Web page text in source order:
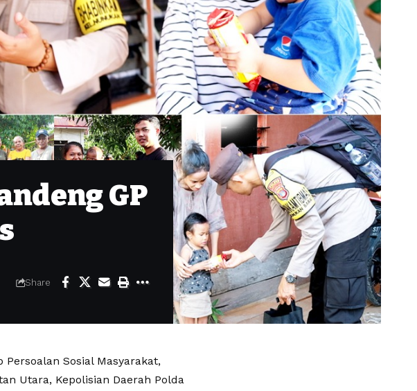
GP
Share
Sosial Masyarakat,
Utara, Kepolisian Daerah Polda